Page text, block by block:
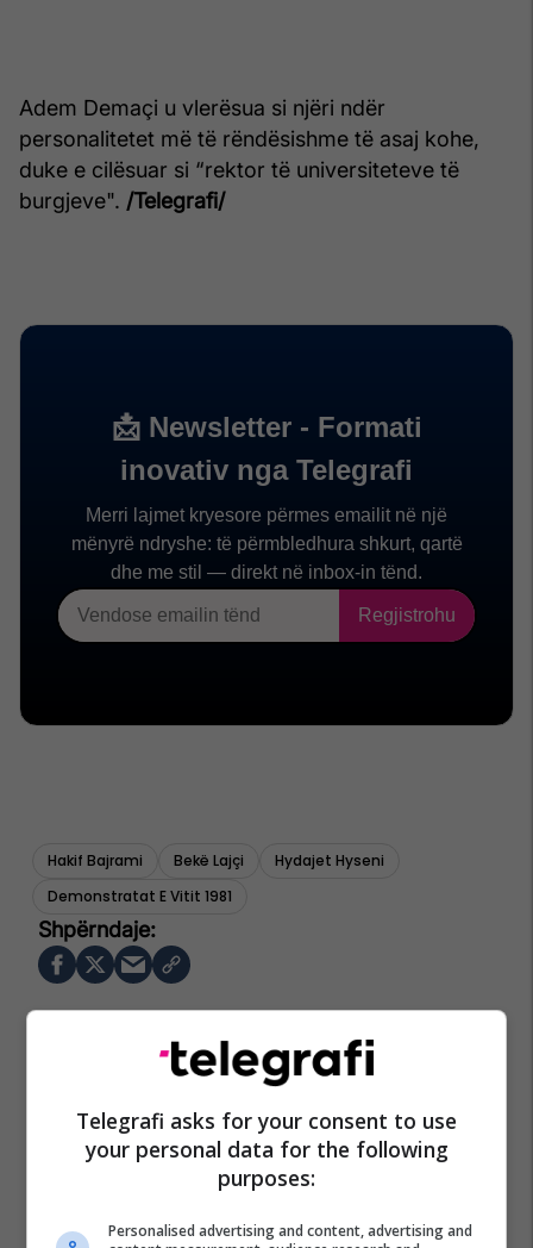
Adem Demaçi u vlerësua si njëri ndër
personalitetet më të rëndësishme të asaj kohe,
duke e cilësuar si “rektor të universiteteve të
burgjeve". /Telegrafi/
Hakif Bajrami Bekë Lajçi
Hydajet Hyseni
Demonstratat E Vitit 1981
Telegrafi asks for your consent to use
your personal data for the following
purposes:
Personalised advertising and content, advertising and